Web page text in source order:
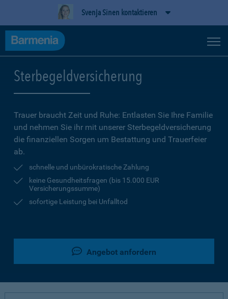
Svenja Sinen kontaktieren
Sterbegeldversicherung
Trauer braucht Zeit und Ruhe: Entlasten Sie Ihre Familie
und nehmen Sie ihr mit unserer Sterbegeldversicherung
die finanziellen Sorgen um Bestattung und Trauerfeier
ab.
schnelle und unbürokratische Zahlung
keine Gesundheitsfragen (bis 15.000 EUR
Versicherungssumme)
sofortige Leistung bei Unfalltod
Angebot anfordern